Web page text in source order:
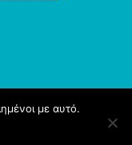
με αυτό.